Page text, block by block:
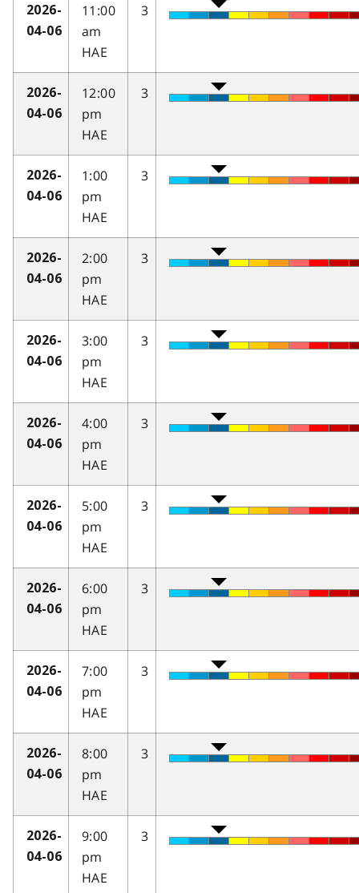
2026-
04-06
11:00
am
HAE
3
2026-
04-06
12:00
pm
HAE
3
2026-
04-06
1:00
pm
HAE
3
2026-
04-06
2:00
pm
HAE
3
2026-
04-06
3:00
pm
HAE
3
2026-
04-06
4:00
pm
HAE
3
2026-
04-06
5:00
pm
HAE
3
2026-
04-06
6:00
pm
HAE
3
2026-
04-06
7:00
pm
HAE
3
2026-
04-06
8:00
pm
HAE
3
2026-
04-06
9:00
pm
HAE
3